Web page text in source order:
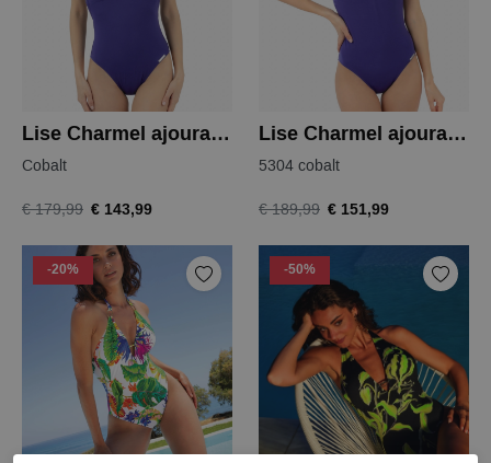
Lise Charmel ajourage couture badpak
Cobalt
€ 179,99 € 143,99
Lise Charmel ajourage couture badpak
5304 cobalt
€ 189,99 € 151,99
-20% -50%